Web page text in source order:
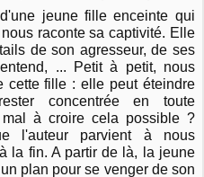
jeune fille enceinte qui
raconte sa captivité. Elle
de son agresseur, de ses
... Petit à petit, nous
cette fille : elle peut éteindre
concentrée en toute
à croire cela possible ?
l'auteur parvient à nous
la fin. A partir de là, la jeune
plan pour se venger de son